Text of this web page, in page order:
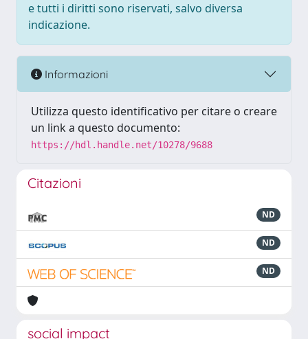
e tutti i diritti sono riservati, salvo diversa
indicazione.
Informazioni
Utilizza questo identificativo per citare o creare
un link a questo documento:
https://hdl.handle.net/10278/9688
Citazioni
ND
ND
ND
social impact